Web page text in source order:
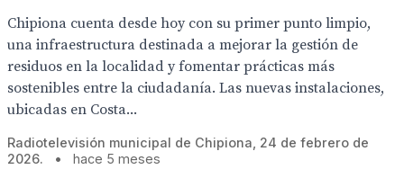
Chipiona cuenta desde hoy con su primer punto limpio,
una infraestructura destinada a mejorar la gestión de
residuos en la localidad y fomentar prácticas más
sostenibles entre la ciudadanía. Las nuevas instalaciones,
ubicadas en Costa...
Radiotelevisión municipal de Chipiona, 24 de febrero de
2026.
• hace 5 meses